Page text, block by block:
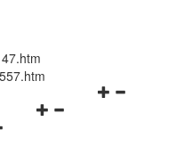
Navigationsmenü